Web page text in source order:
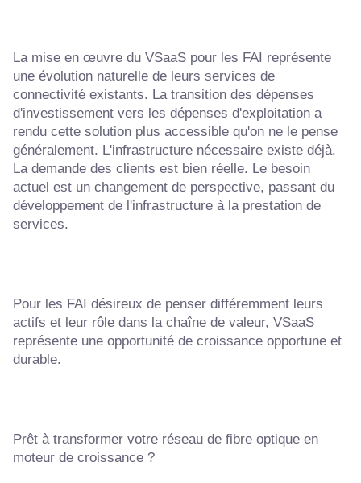
La mise en œuvre du VSaaS pour les FAI représente
une évolution naturelle de leurs services de
connectivité existants. La transition des dépenses
d'investissement vers les dépenses d'exploitation a
rendu cette solution plus accessible qu'on ne le pense
généralement. L'infrastructure nécessaire existe déjà.
La demande des clients est bien réelle. Le besoin
actuel est un changement de perspective, passant du
développement de l'infrastructure à la prestation de
services.
Pour les FAI désireux de penser différemment leurs
actifs et leur rôle dans la chaîne de valeur, VSaaS
représente une opportunité de croissance opportune et
durable.
Prêt à transformer votre réseau de fibre optique en
moteur de croissance ?